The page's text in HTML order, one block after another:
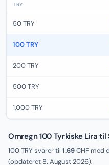
TRY
50 TRY
100 TRY
200 TRY
500 TRY
1,000 TRY
Omregn 100 Tyrkiske Lira til
100 TRY svarer til 1.69CHF med
(opdateret 8. August 2026).